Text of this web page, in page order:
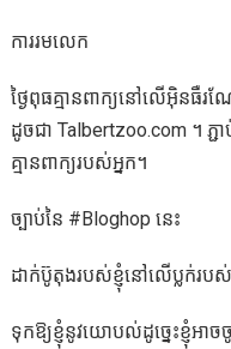
ការរមលេក
ថ្ងៃពុធគ្មានពាក្យនៅលើអ៊ិនធឺ
ដូចជា Talbertzoo.com ។ ភ្ជា
គ្មានពាក្យរបស់អ្នក។
ច្បាប់នៃ #Bloghop នេះ
ដាក់ប៊ូតុងរបស់ខ្ញុំនៅលើប្លក់របស់
ទុកឱ្យខ្ញុំនូវយោបល់ដូច្នេះខ្ញុំអា